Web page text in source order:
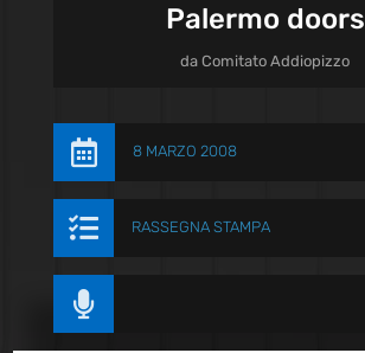
Palermo doors
daComitato Addiopizzo
 8 MARZO 2008
 RASSEGNA STAMPA
